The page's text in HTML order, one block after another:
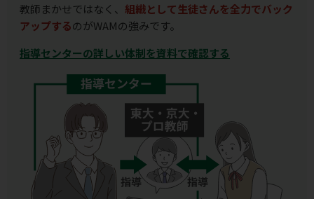
教師まかせではなく、 組織として生徒さんを全力でバック
アップするのがWAMの強みです。
指導センターの詳しい体制を資料で確認する